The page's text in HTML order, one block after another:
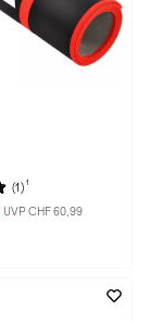
(1) 1
UVP CHF 60,99